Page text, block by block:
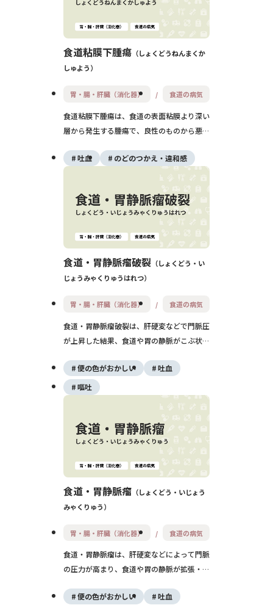
スクに応じて分子標的薬による補助療法も行
われます。
食道粘膜下腫瘍
しょくどうねんまくか
しゅよう
胃・腸・肝臓（消化器） 食道の病気
食道粘膜下腫瘍は、食道の表面粘膜より深い
層から発生する腫瘍で、良性のものから悪性
くは無症状で偶然見つかりますが、大きくな
ると嚥下困難や胸の圧迫感を引き起こすこと
があります。正確な診断には内視鏡や超音波
内視鏡検査が必要で、治療方針は腫瘍の性質
や大きさによって異なります。
吐血 のどのつかえ・違和感
食道・胃静脈瘤破裂
しょくどう・い
じょうみゃくりゅうはれつ
胃・腸・肝臓（消化器） 食道の病気
食道・胃静脈瘤破裂は、肝硬変などで門脈圧
が上昇した結果、食道や胃の静脈がこぶ状に
態です。突然の吐血や黒色便が現れ、短時間
でショック状態に陥ることもあり、命に関わ
る緊急疾患です。早急な内視鏡による止血
と、出血の再発を防ぐ長期的な管理が不可欠
です。
便の色がおかしい
吐血
嘔吐
食道・胃静脈瘤
しょくどう・いじょう
みゃくりゅう
胃・腸・肝臓（消化器） 食道の病気
食道・胃静脈瘤は、肝硬変などによって門脈
の圧力が高まり、食道や胃の静脈が拡張・蛇
が、破裂すると大量の吐血やショックを引き
便の色がおかしい
吐血